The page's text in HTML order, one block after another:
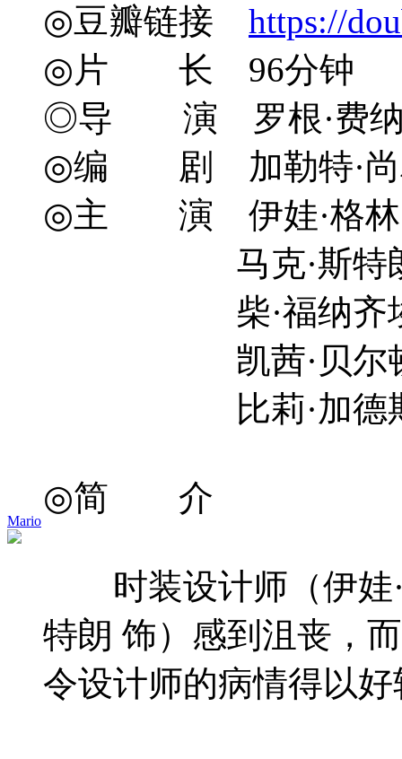
Mario
◎豆瓣链接 https://
◎片 长 96分钟
◎导 演 罗根·费纳根
◎编 剧 加勒特·尚利
◎主 演 伊娃·格林
马克·斯特朗
柴·福纳齐埃
凯茜·贝尔顿
比莉·加德斯登
◎简 介
时装设计师（伊娃·
特朗 饰）感到沮丧，
令设计师的病情得以